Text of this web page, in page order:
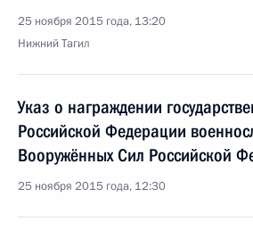
25 ноября 2015 года, 13:20
Нижний Тагил
Указ о награждении
Российской Федерации
Вооружённых Сил Российской
25 ноября 2015 года, 12:30